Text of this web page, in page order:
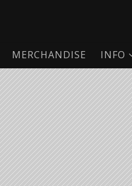
MERCHANDISE INFO